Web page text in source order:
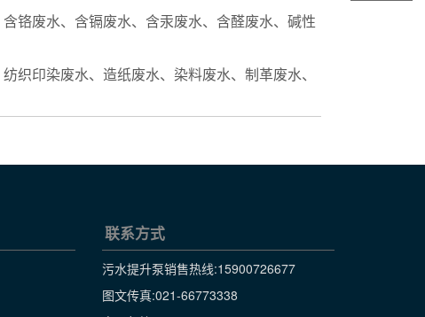
铬废水、含镉废水、含汞废水、含醛废水、碱性
织印染废水、造纸废水、染料废水、制革废水、
联系方式
污水提升泵销售热线:15900726677
图文传真:021-66773338